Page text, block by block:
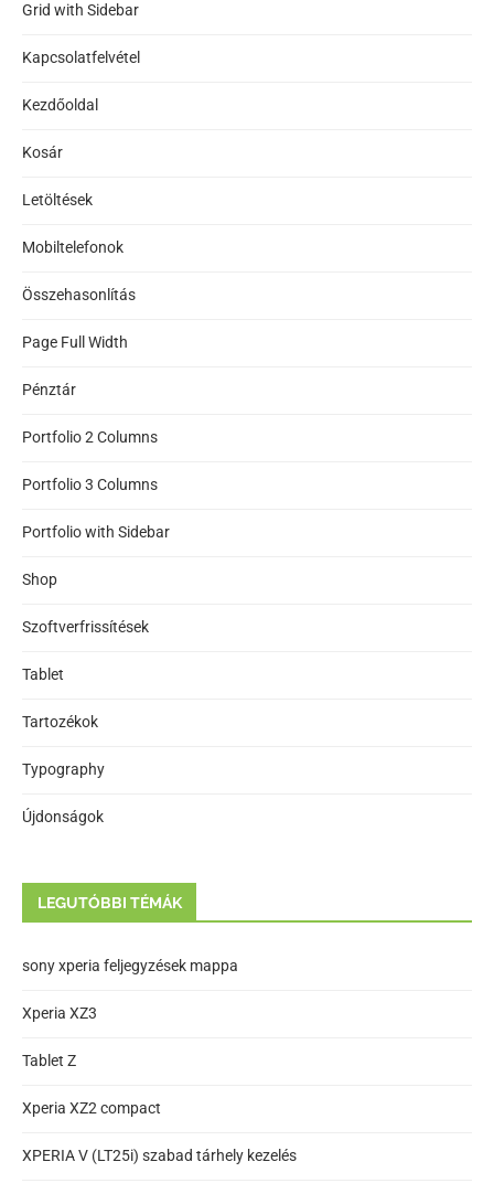
Grid with Sidebar
Kapcsolatfelvétel
Kezdőoldal
Kosár
Letöltések
Mobiltelefonok
Összehasonlítás
Page Full Width
Pénztár
Portfolio 2 Columns
Portfolio 3 Columns
Portfolio with Sidebar
Shop
Szoftverfrissítések
Tablet
Tartozékok
Typography
Újdonságok
LEGUTÓBBI TÉMÁK
sony xperia feljegyzések mappa
Xperia XZ3
Tablet Z
Xperia XZ2 compact
XPERIA V (LT25i) szabad tárhely kezelés